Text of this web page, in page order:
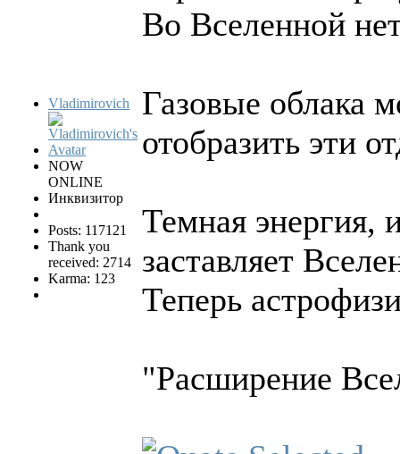
Vladimirovich
NOW
ONLINE
Инквизитор
Posts: 117121
Thank you
received: 2714
Karma: 123
Во Вселенной
Газовые облака
отобразить эти
Темная энергия,
заставляет
Теперь
"Расширение